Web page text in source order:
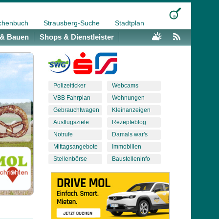
Strausberg-Suche Stadtplan
Bauen Shops & Dienstleister
Polizeiticker
VBB Fahrplan
Gebrauchtwagen
Ausflugsziele
Notrufe
Mittagsangebote
Stellenbörse
Webcams
Wohnungen
Kleinanzeigen
Rezepteblog
Damals war's
Immobilien
Baustelleninfo